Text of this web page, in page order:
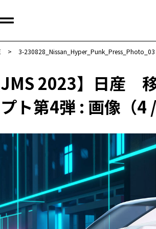
> 3-230828_Nissan_Hyper_Punk_Press_Photo_03
JMS 2023】日産
ト第4弾 : 画像（4